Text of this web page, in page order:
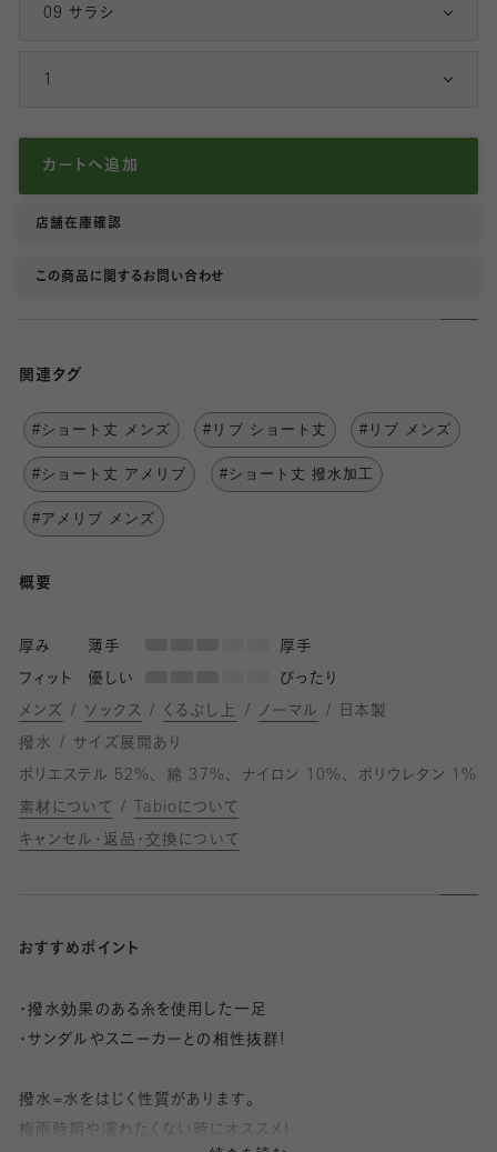
09 サラシ
カートへ追加
店舗在庫確認
この商品に関するお問い合わせ
関連タグ
#ショート丈 メンズ #リブ ショート丈 #リブ メンズ
#ショート丈 アメリブ #ショート丈 撥水加工
#アメリブ メンズ
概要
厚み 薄手
厚手
フィット
優しい
ぴったり
メンズ
ソックス くるぶし上 ノーマル
日本製
撥水
サイズ展開あり
ポリエステル 52%
綿 37% ナイロン 10%
ポリウレタン 1%
素材について
Tabioについて
キャンセル・返品・交換について
おすすめポイント
・撥水効果のある糸を使用した一足
・サンダルやスニーカーとの相性抜群!
撥水=水をはじく性質があります。
梅雨時期や濡れたくない時にオススメ!